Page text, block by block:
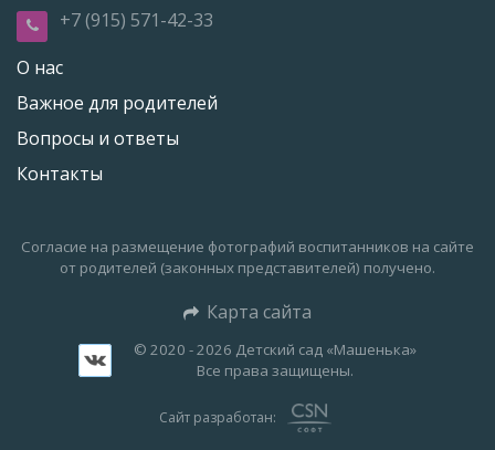
+7 (915) 571-42-33
О нас
Важное для родителей
Вопросы и ответы
Контакты
Согласие на размещение фотографий воспитанников на сайте
от родителей (законных представителей) получено.
Карта сайта
© 2020 - 2026 Детский сад «Машенька»
Все права защищены.
Сайт разработан: